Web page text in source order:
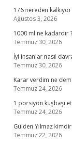
176 nereden kalkıyor
Ağustos 3, 2026
1000 ml ne kadardır ?
Temmuz 30, 2026
İyi insanlar nasıl
Temmuz 30, 2026
Karar verdim ne
Temmuz 24, 2026
1 porsiyon kuşbaşı
Temmuz 24, 2026
Gülden Yılmaz kimdir
Temmuz 22, 2026